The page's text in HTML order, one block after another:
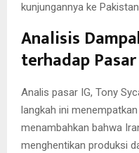
kunjungannya ke
Analisis
terhadap
Analis pasar IG, Tony
langkah ini
menambahkan bahwa
menghentikan produksi